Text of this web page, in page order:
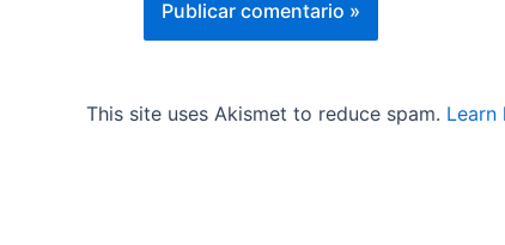
This site uses Akismet to reduce spam. Learn